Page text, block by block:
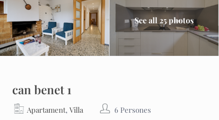
See all 25 photos
can benet 1
Apartament, Villa
6 Persones